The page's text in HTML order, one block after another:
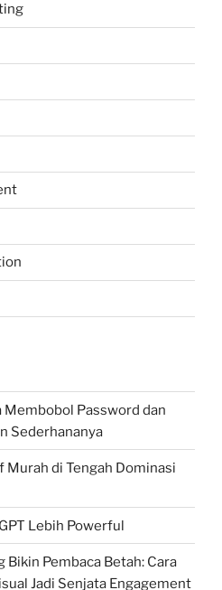
Password dan
Sederhananya
di Tengah Dominasi
Lebih Powerful
Bikin Pembaca Betah: Cara
Jadi Senjata Engagement